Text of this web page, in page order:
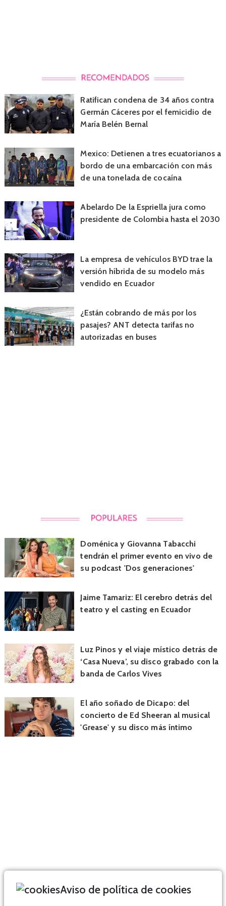
Ratifican condena de 34 años contra
Germán Cáceres por el femicidio de
María Belén Bernal
Mexico: Detienen a tres ecuatorianos a
bordo de una embarcación con más
de una tonelada de cocaína
Abelardo De la Espriella jura como
presidente de Colombia hasta el 2030
La empresa de vehículos BYD trae la
versión híbrida de su modelo más
vendido en Ecuador
¿Están cobrando de más por los
pasajes? ANT detecta tarifas no
autorizadas en buses
Doménica y Giovanna Tabacchi
tendrán el primer evento en vivo de
su podcast 'Dos generaciones'
Jaime Tamariz: El cerebro detrás del
teatro y el casting en Ecuador
Luz Pinos y el viaje místico detrás de
‘Casa Nueva’, su disco grabado con la
banda de Carlos Vives
El año soñado de Dicapo: del
concierto de Ed Sheeran al musical
'Grease' y su disco más íntimo
Aviso de política de cookies